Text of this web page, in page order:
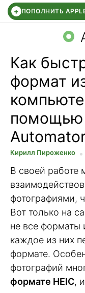
+ ПОПОЛНИТЬ
СБЕР КИДС
Как
формат
помощью
Кирилл Пироженко
В своей работе
фотографиями,
Вот только на
не все форматы
каждое из них
формате.
фотографий
формате HEIC,